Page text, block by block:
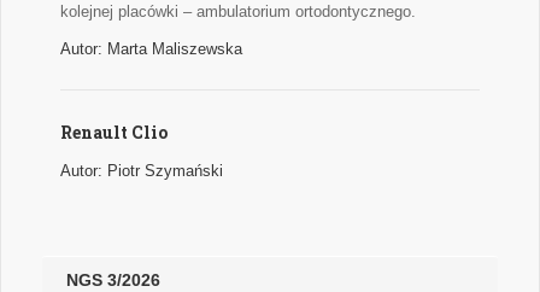
kolejnej placówki – ambulatorium ortodontycznego.
Autor: Marta Maliszewska
Renault Clio
Autor: Piotr Szymański
NGS 3/2026